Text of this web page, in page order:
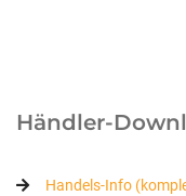
Händler-
Handels-Info